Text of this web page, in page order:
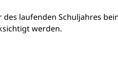
des laufenden Schuljahres
werden.